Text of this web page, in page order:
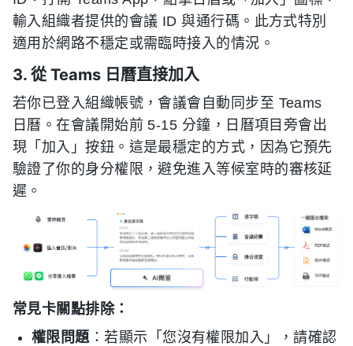
輸入組織者提供的會議 ID 與通行碼。此方式特別
適用於網路不穩定或需臨時接入的情況。
3. 從 Teams 日曆直接加入
若你已登入組織帳號，會議會自動同步至 Teams
日曆。在會議開始前 5-15 分鐘，日曆項目旁會出
現「加入」按鈕。這是最穩定的方式，因為它預先
驗證了你的身分權限，避免進入等候室時的審核延
遲。
常見卡關點排除：
權限問題 ：若顯示「您沒有權限加入」，請確認